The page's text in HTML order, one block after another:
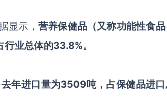
显示， 营养保健品（又称功能性食
业总体的33.8%。
年进口量为3509吨，占保健品进